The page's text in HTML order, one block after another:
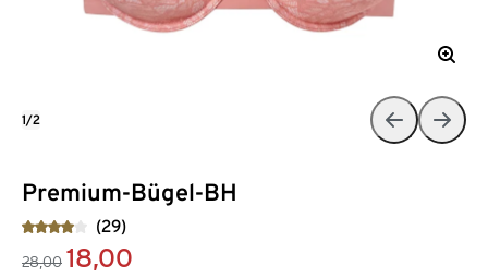
Premium-Bügel-BH
(29)
28,00 18,00
1/2